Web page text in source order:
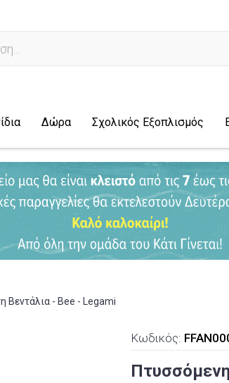
Δώρα Σχολικός Εξοπλισμός
Βεντάλια - Bee - Legami
Κωδικός: